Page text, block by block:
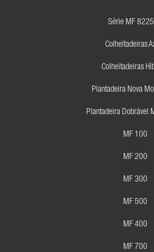
Série MF
Colheitadeiras
Colheitadeiras
Plantadeira Nova
Plantadeira Dobrável
MF 100
MF 200
MF 300
MF 500
MF 400
MF 700